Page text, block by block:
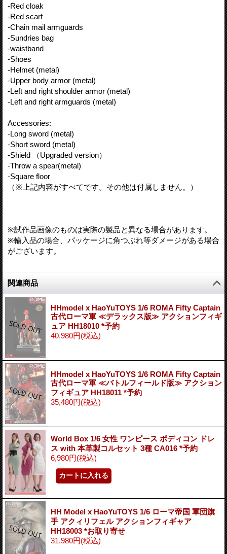
-Red cloak
-Red scarf
-Chain mail armguards
-Sundries bag
-waistband
-Shoes
-Helmet (metal)
-Upper body armor (metal)
-Left and right shoulder armor (metal)
-Left and right armguards (metal)
Accessories:
-Long sword (metal)
-Short sword (metal)
-Shield （Upgraded version）
-Throw a spear(metal)
-Square floor
（※上記内容がすべてです。その他は付属しません。）
※試作品画像のものは実際の製品と異なる場合があります。
※輸入品の場合、パッケージに角つぶれ等ダメージがある場合
がございます。
関連商品
HHmodel x HaoYuTOYS 1/6 ROMA Fifty Captain
古代ローマ軍 ≪デラックス版≫ アクションフィギ
ュア HH18010 *予約
40,980円(税込)
HHmodel x HaoYuTOYS 1/6 ROMA Fifty Captain
古代ローマ軍 ≪バトルフィールド版≫ アクション
フィギュア HH18011 *予約
35,480円(税込)
World Box 1/6 女性 ワンピース ボディコン ドレ
ス with 本革製コルセット 3種 CA016 *予約
6,980円(税込)
HH Model x HaoYuTOYS 1/6 ローマ帝国 軍団旗
手 アクィリフェル アクションフィギャア
HH18003 *お取り寄せ
31,980円(税込)